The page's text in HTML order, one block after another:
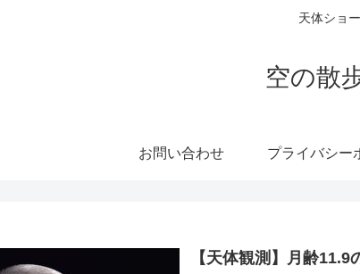
天体ショ
空の散
お問い合わせ プライバシー
【天体観測】月齢